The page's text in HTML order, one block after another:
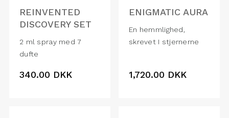
REINVENTED
DISCOVERY SET
2 ml spray med 7
dufte
340.00 DKK
ENIGMATIC AURA
En hemmlighed,
skrevet I stjernerne
1,720.00 DKK